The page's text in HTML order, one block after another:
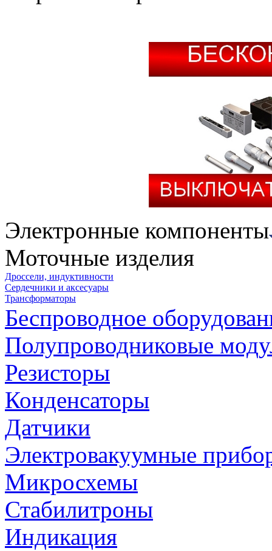
Электронные компоненты
Моточные изделия
Дроссели, индуктивности
Сердечники и аксесуары
Трансформаторы
Беспроводное
Полупроводниковые
Резисторы
Конденсаторы
Датчики
Электровакуумные
Микросхемы
Стабилитроны
Индикация